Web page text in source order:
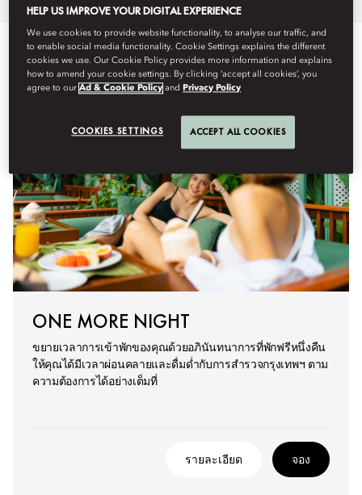
ONE MORE NIGHT
ขยายเวลาการเข้าพักของคุณด้วยอภินันทนาการที่พักฟรีหนึ่งคืน
ให้คุณได้มีเวลาผ่อนคลายและดื่มด่ำกับการสำรวจกรุงเทพฯ ตาม
ความต้องการได้อย่างเต็มที่
รายละเอียด จอง
HELP US IMPROVE YOUR DIGITAL EXPERIENCE
We use cookies to provide website functionality, to analyse our traffic, and
to enable social media functionality. Cookie Settings explains the different
cookies we use. Our Cookie Policy provides more information and explains
how to amend your cookie settings. By clicking ‘accept all cookies’, you
agree to ourAd & Cookie Policy and Privacy Policy
COOKIES SETTINGS ACCEPT ALL COOKIES